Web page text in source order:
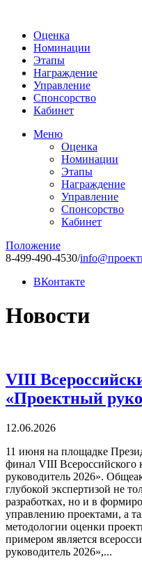
Оценка
Номинации
Этапы
Награждение
Управление
Спонсорство
Кабинет
Меню
Оценка
Номинации
Этапы
Награждение
Управление
Спонсорство
Кабинет
Положение
8-499-490-4530/
ВКонтакте
Новости
VIII
«Проектный
12.06.2026
11 июня на площадке
финал VIII Всероссийского
руководитель 2026».
глубокой экспертизой не
разработках, но и в
управлению проектами, а
методологии оценки
примером является
руководитель 2026»,...